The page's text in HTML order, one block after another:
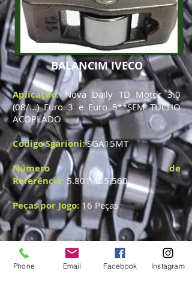
BALANCIM IVECO
Aplicação:Nova Daily TD Motor 3.0
(08/...) Euro 3 e Euro 5**SEM TUCHO
ACOPLADO
Código Sgarioni: SGA15MT
Número de
Referência: 5.801.455.560
Peças por Jogo: 16 Peças
Telefone: 54- 3292-1922
Phone Email Facebook Instagram